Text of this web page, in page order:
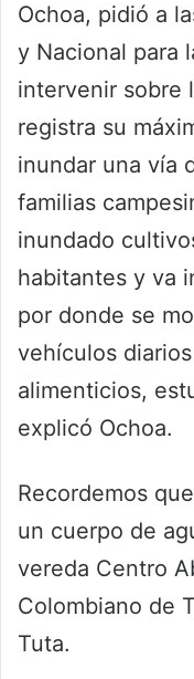
Ochoa, pidió a
y Nacional para
intervenir sobre
registra su
inundar una vía
familias
inundado
habitantes y va
por donde se
vehículos
alimenticios,
explicó Ochoa.
Recordemos
un cuerpo de
vereda Centro
Colombiano de
Tuta.